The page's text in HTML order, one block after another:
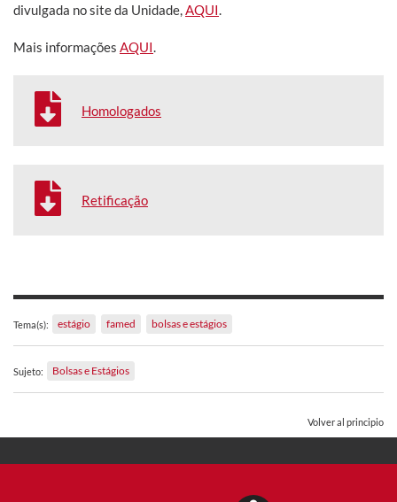
divulgada no site da Unidade, AQUI
Mais informações AQUI
Homologados
Retificação
Tema(s): estágio famed bolsas e estágios
Sujeto: Bolsas e Estágios
Volver al principio